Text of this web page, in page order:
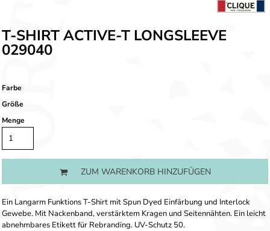
T-SHIRT ACTIVE-T LONGSLEEVE
029040
Farbe
Größe
Menge
ZUM WARENKORB HINZUFÜGEN
Ein Langarm Funktions T-Shirt mit Spun Dyed Einfärbung und Interlock
Gewebe. Mit Nackenband, verstärktem Kragen und Seitennähten. Ein leicht
abnehmbares Etikett für Rebranding. UV-Schutz 50.